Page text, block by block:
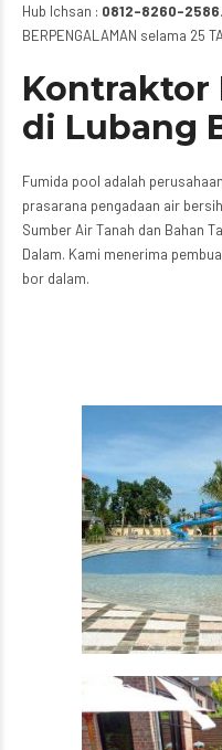
Hub Ichsan : 0812-8260-2586
BERPENGALAMAN selama 25
Kontraktor
di Lubang
Fumida pool adalah
prasarana pengadaan air
Sumber Air Tanah dan Bahan
Dalam. Kami menerima
bor dalam.